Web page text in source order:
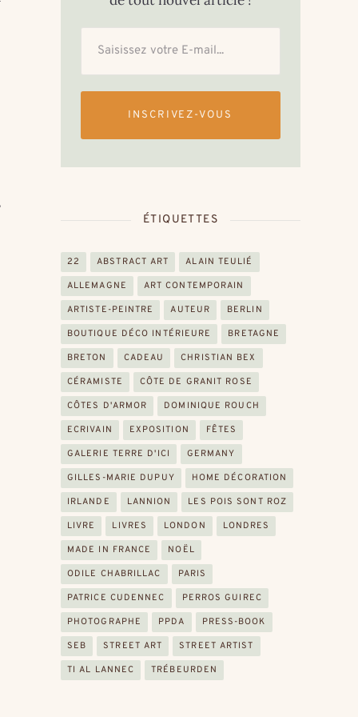
INSCRIVEZ-VOUS
ÉTIQUETTES
22 ABSTRACT ART ALAIN TEULIÉ
ALLEMAGNE ART CONTEMPORAIN
ARTISTE-PEINTRE AUTEUR BERLIN
BOUTIQUE DÉCO INTÉRIEURE BRETAGNE
BRETON CADEAU CHRISTIAN BEX
CÉRAMISTE CÔTE DE GRANIT ROSE
CÔTES D'ARMOR DOMINIQUE ROUCH
ECRIVAIN EXPOSITION FÊTES
GALERIE TERRE D'ICI GERMANY
GILLES-MARIE DUPUY HOME DÉCORATION
IRLANDE LANNION LES POIS SONT ROZ
LIVRE LIVRES LONDON LONDRES
MADE IN FRANCE NOËL
ODILE CHABRILLAC PARIS
PATRICE CUDENNEC PERROS GUIREC
PHOTOGRAPHE PPDA PRESS-BOOK
SEB STREET ART STREET ARTIST
TI AL LANNEC TRÉBEURDEN